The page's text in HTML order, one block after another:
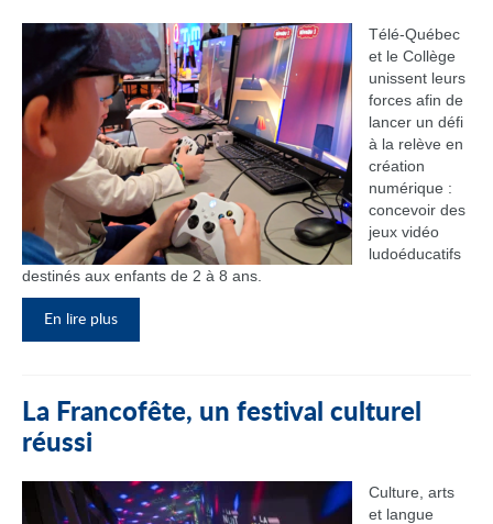
Télé-Québec
et le Collège
unissent leurs
forces afin de
lancer un défi
à la relève en
création
numérique :
concevoir des
jeux vidéo
ludoéducatifs
destinés aux enfants de 2 à 8 ans.
En lire plus
La Francofête, un festival culturel
réussi
Culture, arts
et langue